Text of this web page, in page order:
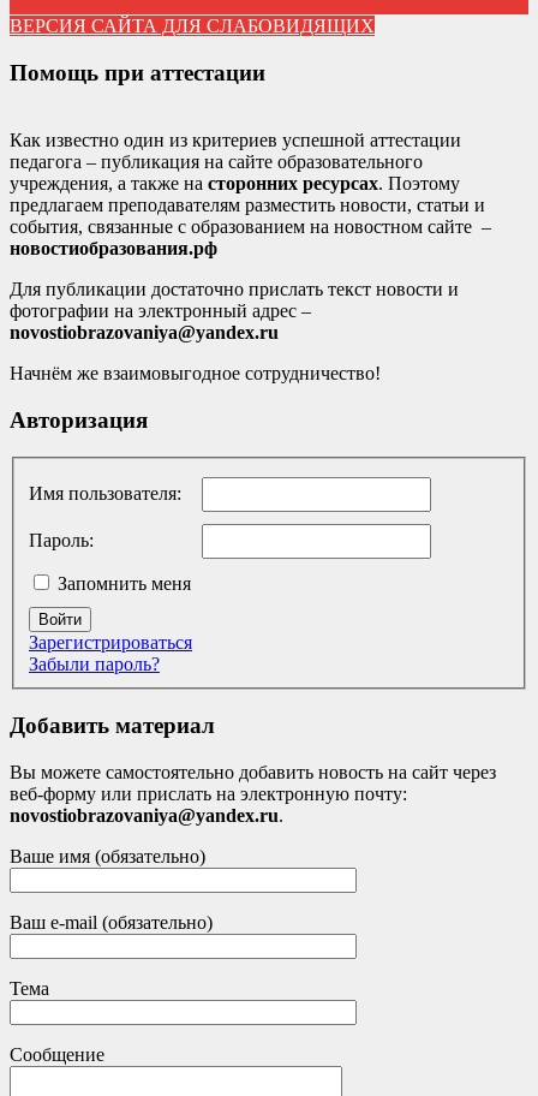
ВЕРСИЯ САЙТА ДЛЯ СЛАБОВИДЯЩИХ
Помощь при аттестации
Как известно один из критериев успешной аттестации
педагога – публикация на сайте образовательного
учреждения, а также на сторонних ресурсах. Поэтому
предлагаем преподавателям разместить новости, статьи и
события, связанные с образованием на новостном сайте –
новостиобразования.рф
Для публикации достаточно прислать текст новости и
фотографии на электронный адрес –
novostiobrazovaniya@yandex.ru
Начнём же взаимовыгодное сотрудничество!
Авторизация
Имя пользователя:
Пароль:
Запомнить меня
Войти
Зарегистрироваться
Забыли пароль?
Добавить материал
Вы можете самостоятельно добавить новость на сайт через
веб-форму или прислать на электронную почту:
novostiobrazovaniya@yandex.ru.
Ваше имя (обязательно)
Ваш e-mail (обязательно)
Тема
Сообщение